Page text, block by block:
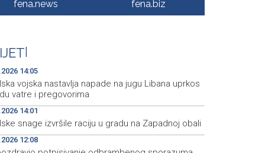
Više od 500 učesnika na Drinskoj regati od
do Goražda
fena.news fena.biz
14:05
vojska nastavlja napade na jugu Libana uprkos
vatre i pregovorima
14:01
snage izvršile raciju u gradu na Zapadnoj obali
12:08